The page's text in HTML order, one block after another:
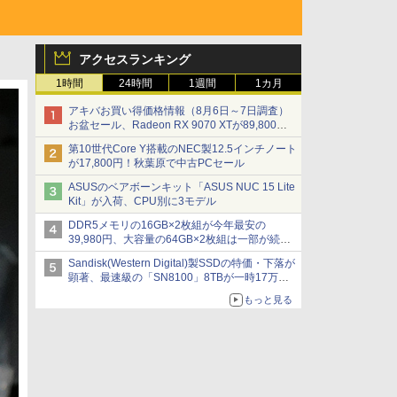
アクセスランキング
1時間 24時間 1週間 1カ月
アキバお買い得価格情報（8月6日～7日調査）
お盆セール、Radeon RX 9070 XTが89,800
円、水平周波数24.8kHz対応の17型モニターが
9,801円、暑さ指数連動セール ほか
第10世代Core Y搭載のNEC製12.5インチノート
が17,800円！秋葉原で中古PCセール
ASUSのベアボーンキット「ASUS NUC 15 Lite
Kit」が入荷、CPU別に3モデル
DDR5メモリの16GB×2枚組が今年最安の
39,980円、大容量の64GB×2枚組は一部が続騰
[8月前半のメモリ価格]
Sandisk(Western Digital)製SSDの特価・下落が
顕著、最速級の「SN8100」8TBが一時17万円
もっと見る